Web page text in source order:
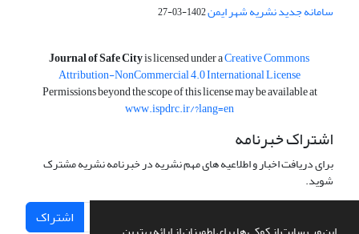
سامانه جدید نشریه شهر ایمن1402-03-27
Journal of Safe City
is licensed under aCreative Commons
Attribution-NonCommercial 4.0 International License
Permissions beyond the scope of this license may be available at
www.ispdrc.ir/?lang=en
اشتراک خبرنامه
برای دریافت اخبار و اطلاعیه های مهم نشریه در خبرنامه نشریه مشترک
شوید.
اشتراک